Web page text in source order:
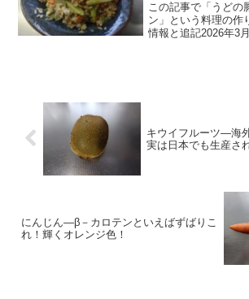
この記事で「うどの
ン」という料理の作
情報と追記2026年3
キウイフルーツ―海
実は日本でも生産さ
にんじん―β－カロテンといえばずばりこ
れ！輝くオレンジ色！